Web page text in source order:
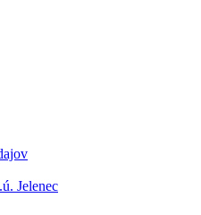
Jelenec